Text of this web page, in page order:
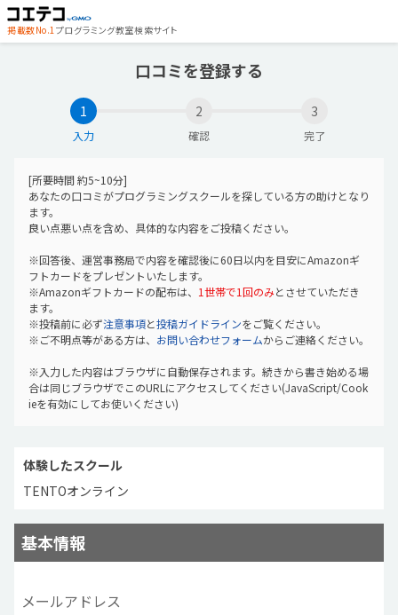
掲載数No.1プログラミング教室検索サイト
口コミを登録する
1
入力
2
確認
3
完了
[所要時間 約5~10分]
あなたの口コミがプログラミングスクールを探している方の助けとなり
ます。
良い点悪い点を含め、具体的な内容をご投稿ください。
※回答後、運営事務局で内容を確認後に60日以内を目安にAmazonギ
フトカードをプレゼントいたします。
※Amazonギフトカードの配布は、 1世帯で1回のみとさせていただき
ます。
※投稿前に必ず注意事項と投稿ガイドラインをご覧ください。
※ご不明点等がある方は、 お問い合わせフォームからご連絡ください。
※入力した内容はブラウザに自動保存されます。続きから書き始める場
合は同じブラウザでこのURLにアクセスしてください(JavaScript/Cook
ieを有効にしてお使いください)
体験したスクール
TENTOオンライン
基本情報
メールアドレス